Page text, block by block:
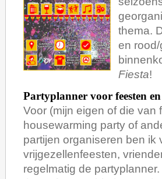
thema.
en
Fiesta!
Partyplanner voor feesten
Voor (mijn eigen of die
housewarming party of
partijen organiseren ben ik
vrijgezellenfeesten,
regelmatig de